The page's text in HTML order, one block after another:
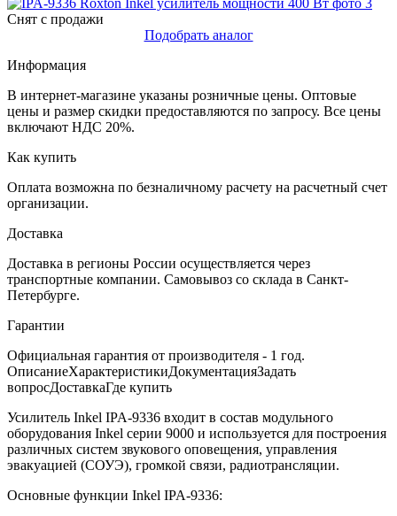
Снят с продажи
Подобрать аналог
Информация
В интернет-магазине указаны розничные цены. Оптовые
цены и размер скидки предоставляются по запросу. Все цены
включают НДС 20%.
Как купить
Оплата возможна по безналичному расчету на расчетный счет
организации.
Доставка
Доставка в регионы России осуществляется через
транспортные компании. Самовывоз со склада в Санкт-
Петербурге.
Гарантии
Официальная гарантия от производителя - 1 год.
ОписаниеХарактеристикиДокументацияЗадать
вопросДоставкаГде купить
Усилитель Inkel IPA-9336 входит в состав модульного
оборудования Inkel серии 9000 и используется для построения
различных систем звукового оповещения, управления
эвакуацией (СОУЭ), громкой связи, радиотрансляции.
Основные функции Inkel IPA-9336: